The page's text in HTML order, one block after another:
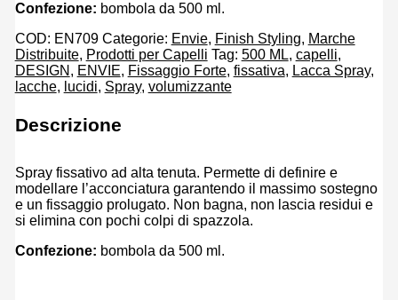
Confezione: bombola da 500 ml.
COD: EN709 Categorie: Envie, Finish Styling, Marche
Distribuite, Prodotti per Capelli Tag: 500 ML, capelli,
DESIGN , ENVIE, Fissaggio Forte, fissativa, Lacca Spray,
lacche, lucidi, Spray, volumizzante
Descrizione
Spray fissativo ad alta tenuta. Permette di definire e
modellare l’acconciatura garantendo il massimo sostegno
e un fissaggio prolugato. Non bagna, non lascia residui e
si elimina con pochi colpi di spazzola.
Confezione: bombola da 500 ml.